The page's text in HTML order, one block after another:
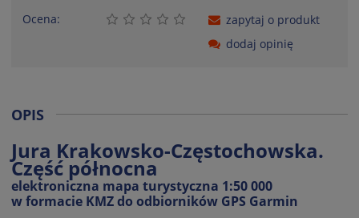
Ocena:
zapytaj o produkt
dodaj opinię
OPIS
Jura Krakowsko-Częstochowska.
Część północna
elektroniczna mapa turystyczna 1:50 000
w formacie KMZ do odbiorników GPS Garmin